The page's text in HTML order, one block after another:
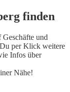
finden
und
per Klick weitere
Infos über
Nähe!